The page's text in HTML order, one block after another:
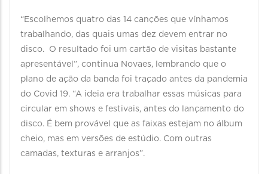
“Escolhemos quatro das 14 canções que vínhamos
trabalhando, das quais umas dez devem entrar no
disco. O resultado foi um cartão de visitas bastante
apresentável”, continua Novaes, lembrando que o
plano de ação da banda foi traçado antes da pandemia
do Covid 19. “A ideia era trabalhar essas músicas para
circular em shows e festivais, antes do lançamento do
disco. É bem provável que as faixas estejam no álbum
cheio, mas em versões de estúdio. Com outras
camadas, texturas e arranjos”.